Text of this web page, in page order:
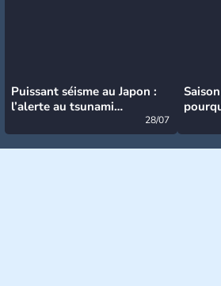
Puissant séisme au Japon :
l’alerte au tsunami
28/07